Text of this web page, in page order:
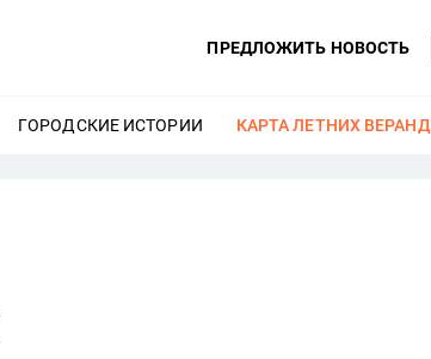
ПРЕДЛОЖИТЬ НОВОСТЬ
ЕЩЕ
ГОРОДСКИЕ ИСТОРИИ ЕЩЕ
КАРТА ЛЕТНИХ ВЕРАНД